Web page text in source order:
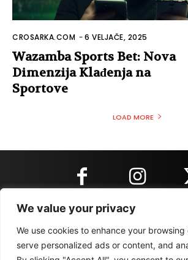
We value your privacy
We use cookies to enhance your browsing
serve personalized ads or content, and
CROSARKA.COM -6 VELJAČE, 2025
Wazamba Sports Bet: Nova
Dimenzija Klađenja na
Sportove
LOAD MORE
KONTAKT INFORMACIJE